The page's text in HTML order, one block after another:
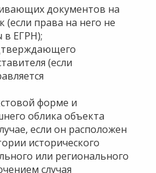
документов на
(если права на него не
в ЕГРН);
(если
форме и
облика объекта
если он расположен
исторического
или регионального
случая